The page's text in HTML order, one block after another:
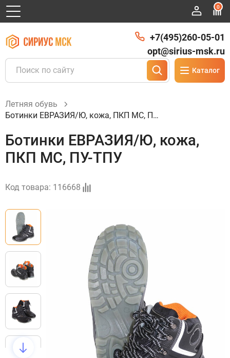
0
Каталог
+7(495)260-05-01
opt@sirius-msk.ru
Летняя обувь
Ботинки ЕВРАЗИЯ/Ю, кожа, ПКП МС, ПУ-ТПУ
Ботинки ЕВРАЗИЯ/Ю, кожа,
ПКП МС, ПУ-ТПУ
Код товара: 116668